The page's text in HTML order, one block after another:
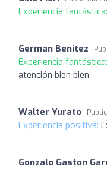
Experiencia fantástica:
German Benitez
Experiencia fantástica:
atención bien bien
Walter Yurato
Experiencia positiva:
Gonzalo Gaston